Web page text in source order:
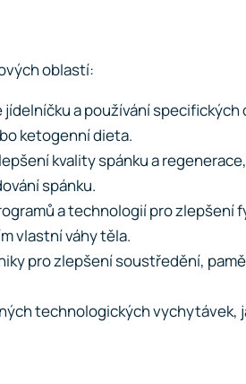
oblastí:
jídelníčku a používání
ketogenní dieta.
kvality spánku a
spánku.
a technologií pro zlepšení
vlastní váhy těla.
pro zlepšení soustředění,
technologických vychytávek,